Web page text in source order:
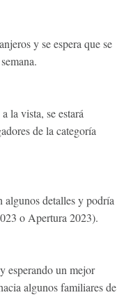
y se espera que se
la vista, se estará
de la categoría
algunos detalles y podría
o Apertura 2023).
esperando un mejor
algunos familiares de